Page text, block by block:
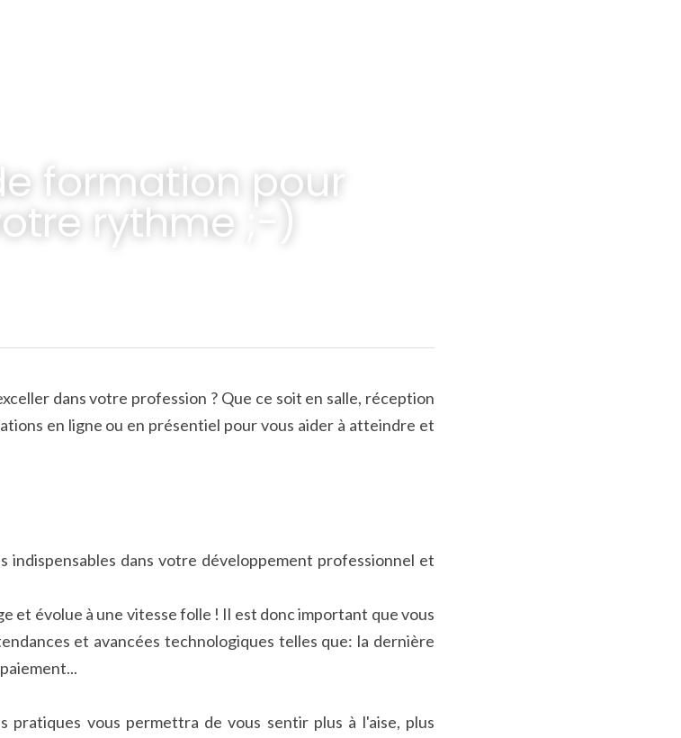
formation pour
rythme ;-)
dans votre profession ? Que ce soit en salle, réception
en ligne ou en présentiel pour vous aider à atteindre et
indispensables dans votre développement professionnel et
et évolue à une vitesse folle ! Il est donc important que vous
et avancées technologiques telles que: la dernière
vous permettra de vous sentir plus à l'aise, plus